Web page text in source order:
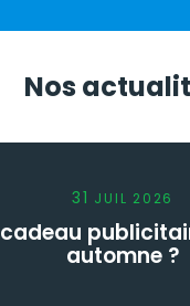
Nos
31 JUIL 2026
automne ?